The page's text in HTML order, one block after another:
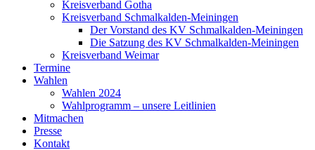
Kreisverband Gotha
Kreisverband Schmalkalden-Meiningen
Der Vorstand des KV Schmalkalden-Meiningen
Die Satzung des KV Schmalkalden-Meiningen
Kreisverband Weimar
Termine
Wahlen
Wahlen 2024
Wahlprogramm – unsere Leitlinien
Mitmachen
Presse
Kontakt